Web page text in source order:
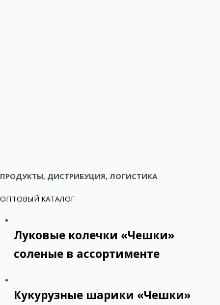
ПРОДУКТЫ, ДИСТРИБУЦИЯ, ЛОГИСТИКА
ОПТОВЫЙ КАТАЛОГ
Луковые колечки «Чешки»
соленые в ассортименте
Кукурузные шарики «Чешки»